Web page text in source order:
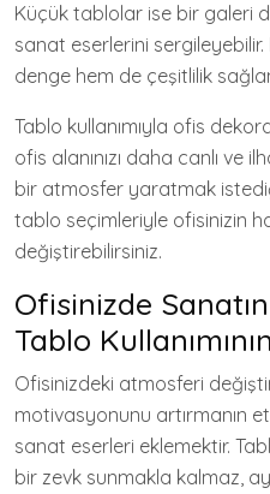
Küçük tablolar ise bir galeri
sanat eserlerini
denge hem de çeşitlilik
Tablo kullanımıyla ofis
ofis alanınızı daha canlı ve
bir atmosfer yaratmak
tablo seçimleriyle ofisinizin
değiştirebilirsiniz.
Ofisinizde
Tablo
Ofisinizdeki atmosferi
motivasyonunu artırmanın
sanat eserleri eklemektir.
bir zevk sunmakla kalmaz,